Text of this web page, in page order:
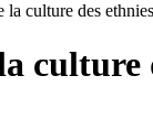
la culture des
culture